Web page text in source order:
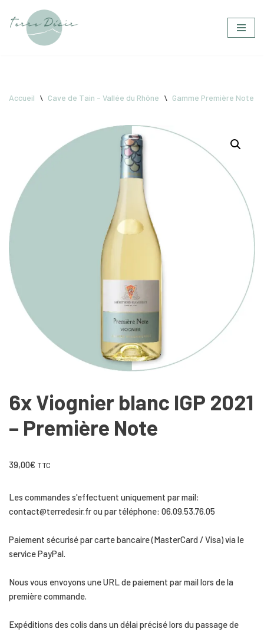
Accueil \ Cave de Tain - Vallée du Rhône \ Gamme Première Note
6x Viognier blanc IGP 2021
– Première Note
39,00€ TTC
Les commandes s'effectuent uniquement par mail:
contact@terredesir.fr ou par téléphone: 06.09.53.76.05
Paiement sécurisé par carte bancaire (MasterCard / Visa) via le
service PayPal.
Nous vous envoyons une URL de paiement par mail lors de la
première commande.
Expéditions des colis dans un délai précisé lors du passage de